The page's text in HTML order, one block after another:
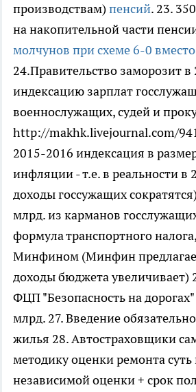
производствам) пенсий. 23.
на накопительной части
молчунов при схеме 6-0
24.Правительство заморозит в
индексацию зарплат
военнослужащих, судей и
http://makhk.livejournal.com/
2015-2016 индексация в
инфляции - т.е. в реальности в
доходы госсужащих
млрд. из карманов
формула транспортного
Минфином (Минфин
доходы бюджета увеличивает)
ФЦП "Безопасность на
млрд. 27. Введение
жилья 28. Автостраховщики
методику оценки ремонта
независимой оценки + срок